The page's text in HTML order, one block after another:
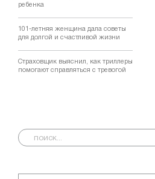
ребенка
101-летняя женщина дала советы
для долгой и счастливой жизни
Страховщик выяснил, как триллеры
помогают справляться с тревогой